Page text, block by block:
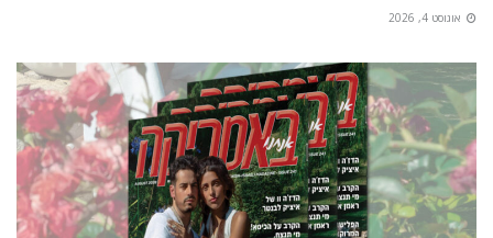
אוגוסט 4, 2026